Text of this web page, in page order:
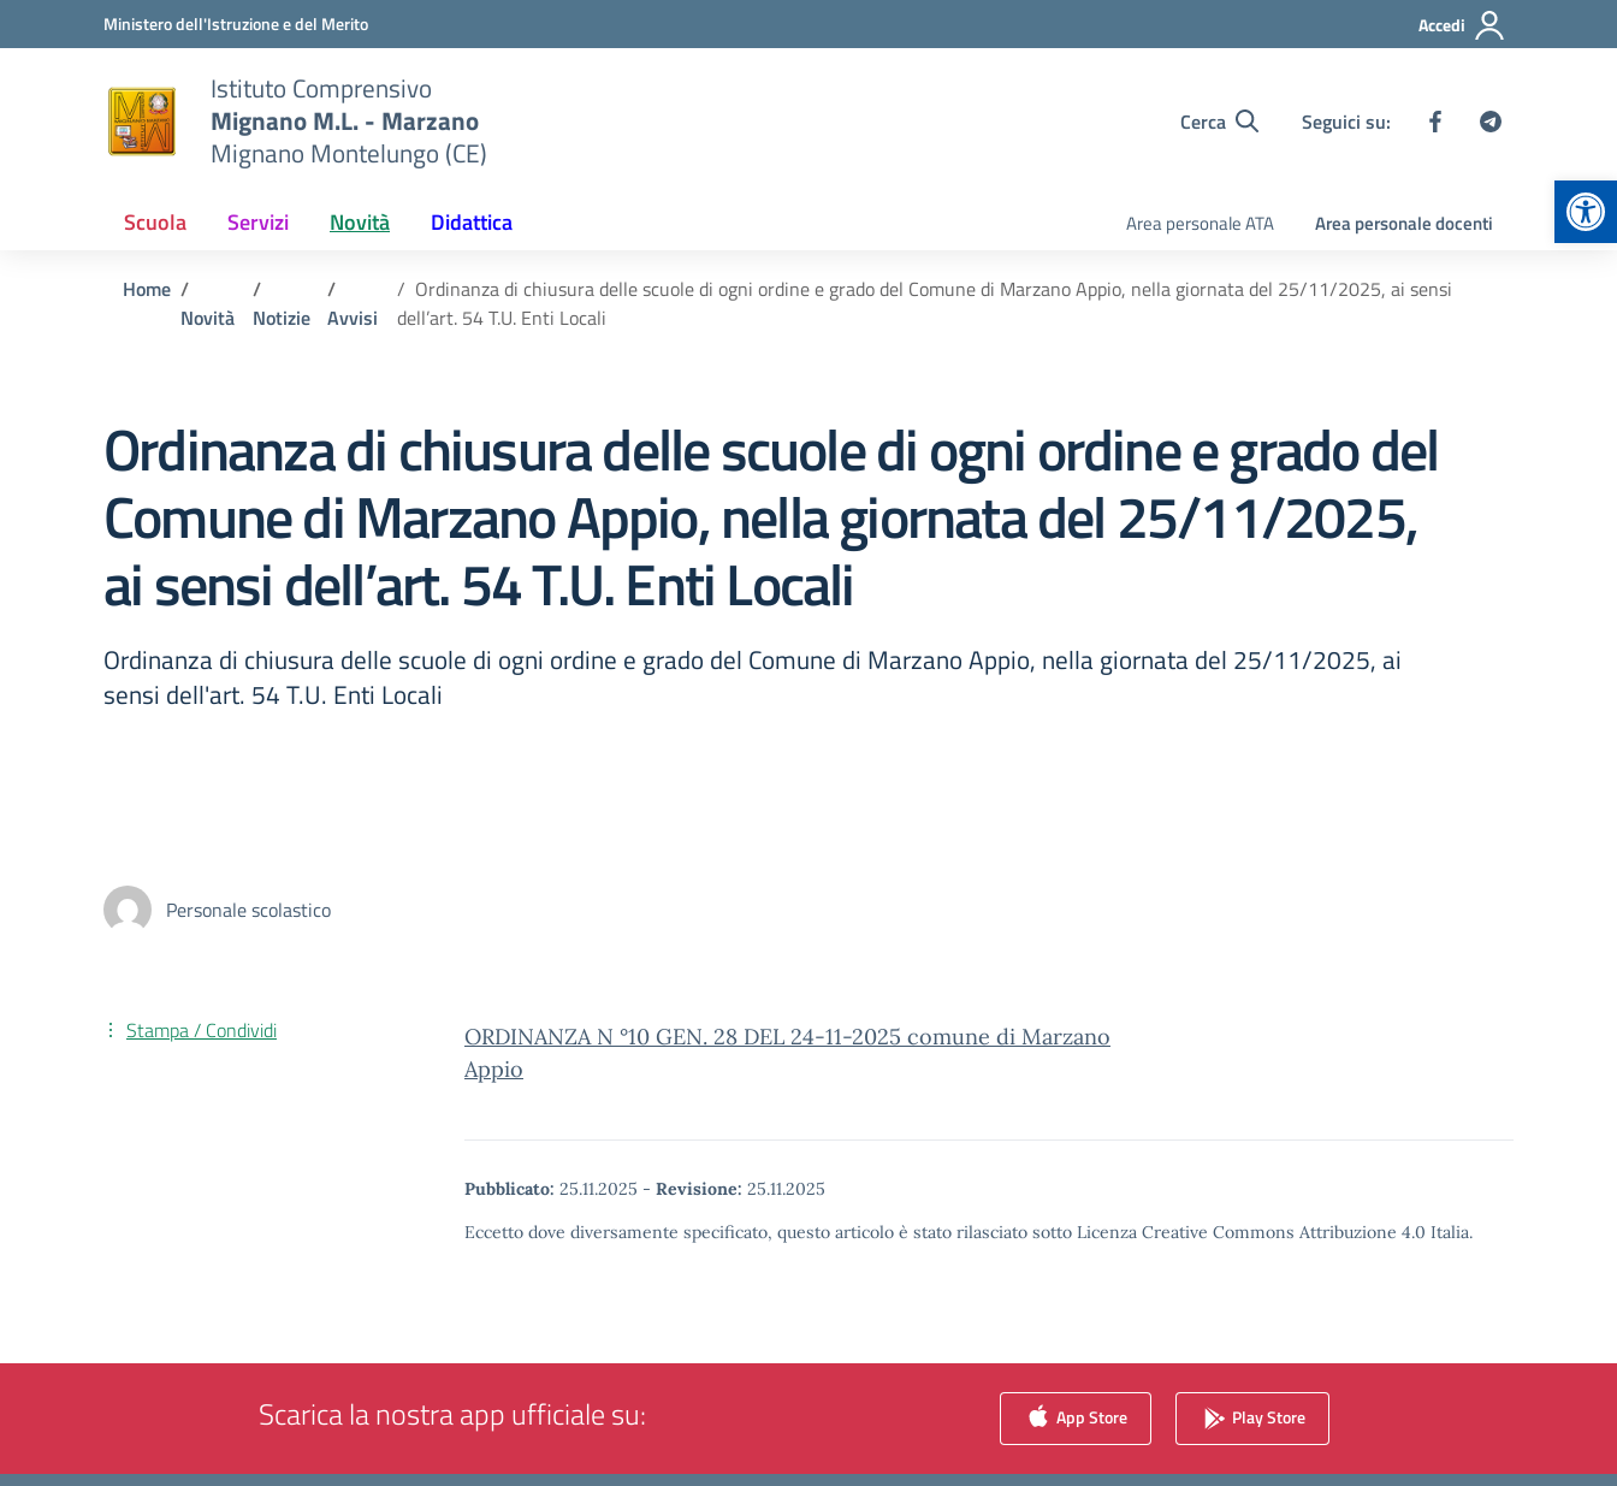
Vai ai contenuti
Vai al menu di navigazioneMinistero dell'Istruzione e del Merito Accedi
Istituto Comprensivo
Mignano M.L. - Marzano
Mignano Montelungo (CE)
Cerca Seguici su:
Scuola Servizi Novità Didattica Area personale ATA Area personale docenti
Home
Novità
Notizie Avvisi
Ordinanza di chiusura delle scuole di ogni ordine e grado del Comune di Marzano Appio, nella giornata del 25/11/2025, ai sensi
dell’art. 54 T.U. Enti Locali
Ordinanza di chiusura delle scuole di ogni ordine e grado del
Comune di Marzano Appio, nella giornata del 25/11/2025,
ai sensi dell’art. 54 T.U. Enti Locali
Ordinanza di chiusura delle scuole di ogni ordine e grado del Comune di Marzano Appio, nella giornata del 25/11/2025, ai
sensi dell'art. 54 T.U. Enti Locali
Personale scolastico
ORDINANZA N °10 GEN. 28 DEL 24-11-2025 comune di Marzano
Appio
Pubblicato: 25.11.2025 - Revisione: 25.11.2025
Eccetto dove diversamente specificato, questo articolo è stato rilasciato sotto Licenza Creative Commons Attribuzione 4.0 Italia.
Stampa / Condividi
Scarica la nostra app ufficiale su: App Store Play Store